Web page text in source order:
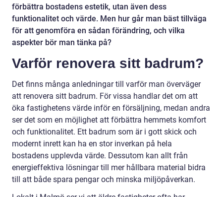
förbättra bostadens estetik, utan även dess
funktionalitet och värde. Men hur går man bäst tillväga
för att genomföra en sådan förändring, och vilka
aspekter bör man tänka på?
Varför renovera sitt badrum?
Det finns många anledningar till varför man överväger
att renovera sitt badrum. För vissa handlar det om att
öka fastighetens värde inför en försäljning, medan andra
ser det som en möjlighet att förbättra hemmets komfort
och funktionalitet. Ett badrum som är i gott skick och
modernt inrett kan ha en stor inverkan på hela
bostadens upplevda värde. Dessutom kan allt från
energieffektiva lösningar till mer hållbara material bidra
till att både spara pengar och minska miljöpåverkan.